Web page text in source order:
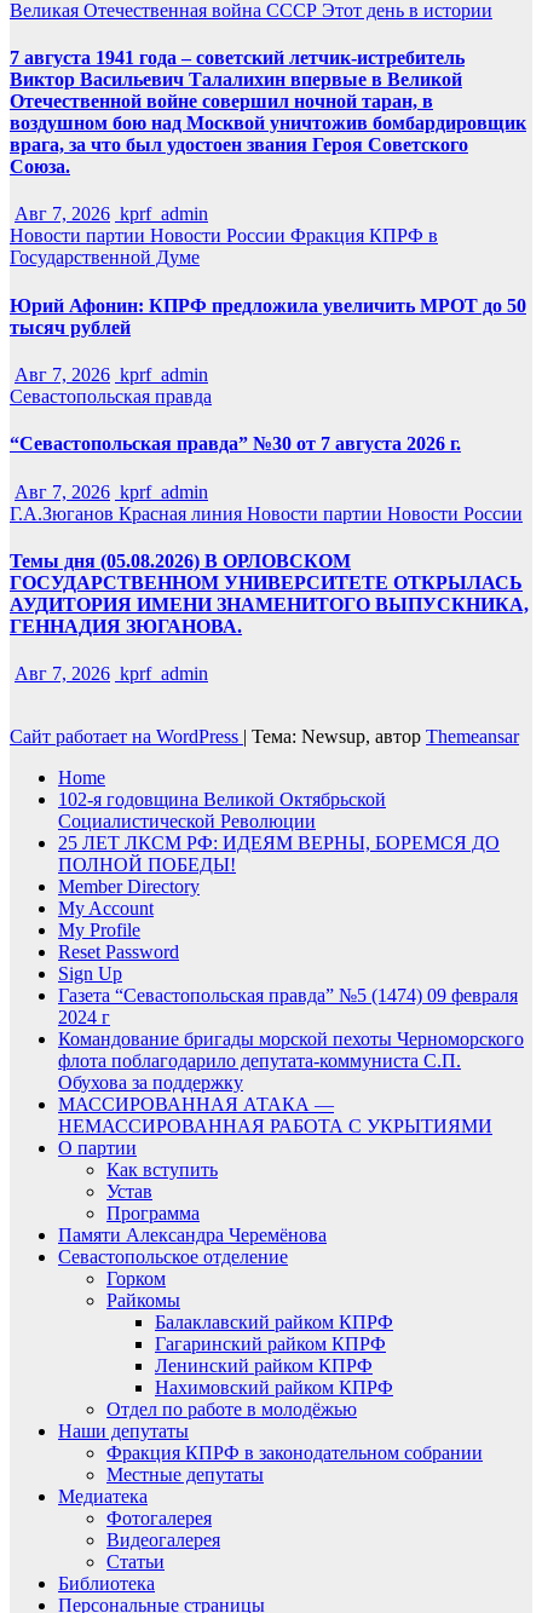
Великая Отечественная война СССР Этот день в истории
7 августа 1941 года – советский летчик-истребитель
Виктор Васильевич Талалихин впервые в Великой
Отечественной войне совершил ночной таран, в
воздушном бою над Москвой уничтожив бомбардировщик
врага, за что был удостоен звания Героя Советского
Союза.
Авг 7, 2026 kprf_admin
Новости партии Новости России Фракция КПРФ в
Государственной Думе
Юрий Афонин: КПРФ предложила увеличить МРОТ до 50
тысяч рублей
Авг 7, 2026 kprf_admin
Севастопольская правда
“Севастопольская правда” №30 от 7 августа 2026 г.
Авг 7, 2026 kprf_admin
Г.А.Зюганов Красная линия Новости партии Новости России
Темы дня (05.08.2026) В ОРЛОВСКОМ
ГОСУДАРСТВЕННОМ УНИВЕРСИТЕТЕ ОТКРЫЛАСЬ
АУДИТОРИЯ ИМЕНИ ЗНАМЕНИТОГО ВЫПУСКНИКА,
ГЕННАДИЯ ЗЮГАНОВА.
Авг 7, 2026 kprf_admin
Сайт работает на WordPress | Тема: Newsup, автор Themeansar
Home
102-я годовщина Великой Октябрьской
Социалистической Революции
25 ЛЕТ ЛКСМ РФ: ИДЕЯМ ВЕРНЫ, БОРЕМСЯ ДО
ПОЛНОЙ ПОБЕДЫ!
Member Directory
My Account
My Profile
Reset Password
Sign Up
Газета “Севастопольская правда” №5 (1474) 09 февраля
2024 г
Командование бригады морской пехоты Черноморского
флота поблагодарило депутата-коммуниста С.П.
Обухова за поддержку
МАССИРОВАННАЯ АТАКА —
НЕМАССИРОВАННАЯ РАБОТА С УКРЫТИЯМИ
О партии
Как вступить
Устав
Программа
Памяти Александра Черемёнова
Севастопольское отделение
Горком
Райкомы
Балаклавский райком КПРФ
Гагаринский райком КПРФ
Ленинский райком КПРФ
Нахимовский райком КПРФ
Отдел по работе в молодёжью
Наши депутаты
Фракция КПРФ в законодательном собрании
Местные депутаты
Медиатека
Фотогалерея
Видеогалерея
Статьи
Библиотека
Персональные страницы